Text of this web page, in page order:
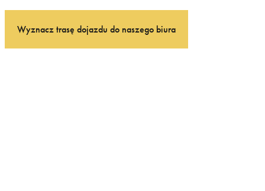
Wyznacz trasę dojazdu do naszego biura